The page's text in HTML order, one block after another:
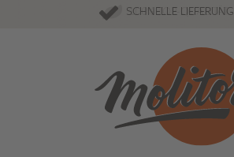
100% TOP-QUALITÄT
SCHNELLE LIEFERUNG